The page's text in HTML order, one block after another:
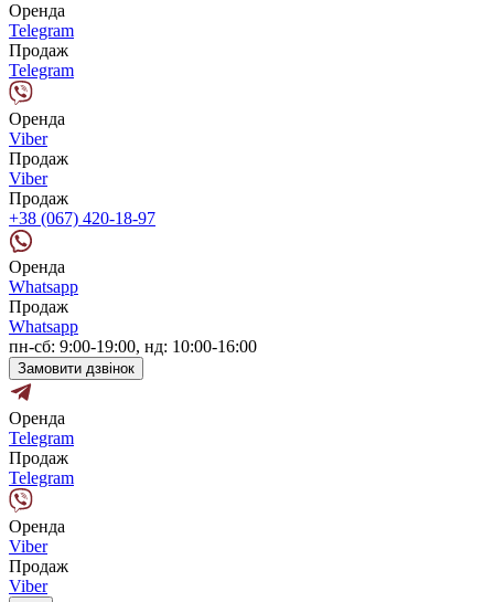
Оренда
Telegram
Продаж
Telegram
Оренда
Viber
Продаж
Viber
Продаж
+38 (067) 420-18-97
Оренда
Whatsapp
Продаж
Whatsapp
пн-сб: 9:00-19:00, нд: 10:00-16:00
Замовити дзвінок
Оренда
Telegram
Продаж
Telegram
Оренда
Viber
Продаж
Viber